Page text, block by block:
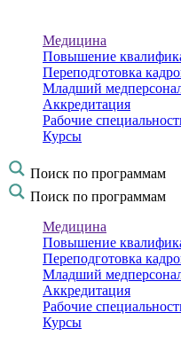
Медицина
Повышение
Переподготовка
Младший
Аккредитация
Рабочие
Курсы
Поиск по программам
Поиск по программам
Медицина
Повышение
Переподготовка
Младший
Аккредитация
Рабочие
Курсы